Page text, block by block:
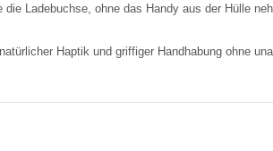
Ladebuchse, ohne das Handy aus der Hülle
Haptik und griffiger Handhabung ohne